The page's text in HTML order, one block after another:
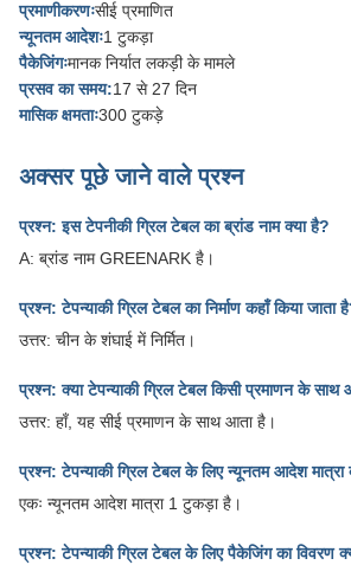
प्रमाणीकरणःसीई प्रमाणित
न्यूनतम आदेशः1 टुकड़ा
पैकेजिंगःमानक निर्यात लकड़ी के मामले
प्रसव का समय:17 से 27 दिन
मासिक क्षमताः300 टुकड़े
अक्सर पूछे जाने वाले प्रश्न
प्रश्न: इस टेपनीकी ग्रिल टेबल का ब्रांड नाम क्या है?
A: ब्रांड नाम GREENARK है।
प्रश्न: टेपन्याकी ग्रिल टेबल का निर्माण कहाँ किया जाता
उत्तर: चीन के शंघाई में निर्मित।
प्रश्न: क्या टेपन्याकी ग्रिल टेबल किसी प्रमाणन के साथ
उत्तर: हाँ, यह सीई प्रमाणन के साथ आता है।
प्रश्न: टेपन्याकी ग्रिल टेबल के लिए न्यूनतम आदेश मात्रा
एकः न्यूनतम आदेश मात्रा 1 टुकड़ा है।
प्रश्न: टेपन्याकी ग्रिल टेबल के लिए पैकेजिंग का विवरण